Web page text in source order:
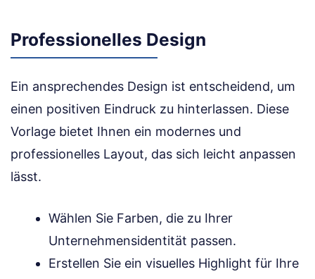
Professionelles Design
Ein ansprechendes Design ist entscheidend, um
einen positiven Eindruck zu hinterlassen. Diese
Vorlage bietet Ihnen ein modernes und
professionelles Layout, das sich leicht anpassen
lässt.
Wählen Sie Farben, die zu Ihrer
Unternehmensidentität passen.
Erstellen Sie ein visuelles Highlight für Ihre